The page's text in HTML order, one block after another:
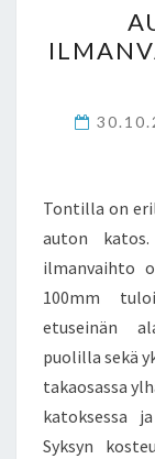
Tontilla on
auton
ilmanvaihto
100mm
etuseinän
puolilla sekä
takaosassa
katoksessa
Syksyn